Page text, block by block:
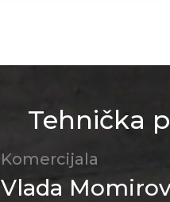
Tehnička
Komercijala
Vlada